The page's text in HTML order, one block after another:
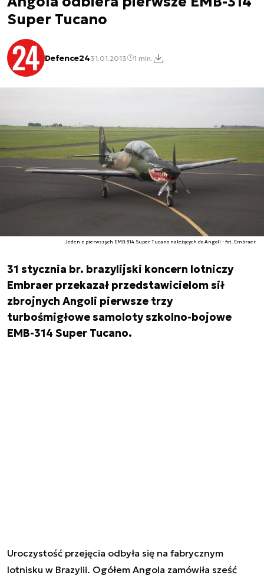
Super Tucano
Defence2431.01.2013 1 min.
Jeden z pierwszych EMB-314 Super Tucano należących do Angoli - fot. Embraer
31 stycznia br. brazylijski koncern lotniczy
Embraer przekazał przedstawicielom sił
zbrojnych Angoli pierwsze trzy
turbośmigłowe samoloty szkolno-bojowe
EMB-314 Super Tucano.
Uroczystość przejęcia odbyła się na fabrycznym
lotnisku w Brazylii. Ogółem Angola zamówiła sześć